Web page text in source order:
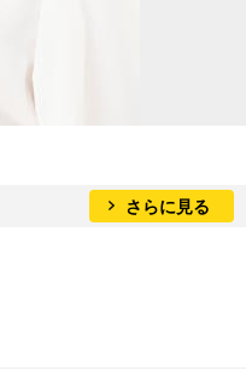
さらに見る